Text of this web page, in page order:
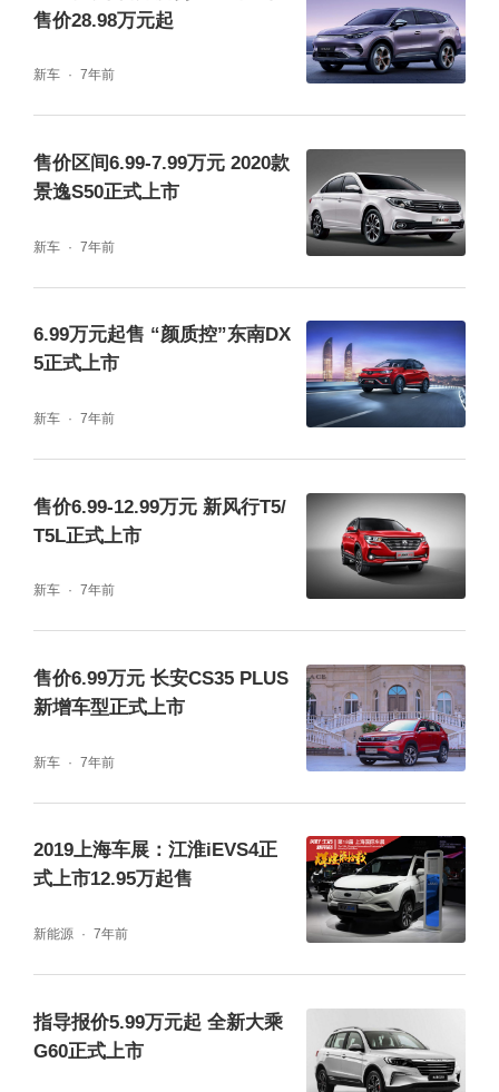
售价28.98万元起
新车 7年前
售价区间6.99-7.99万元 2020款
景逸S50正式上市
新车 7年前
6.99万元起售 “颜质控”东南DX
5正式上市
新车 7年前
售价6.99-12.99万元 新风行T5/
T5L正式上市
新车 7年前
售价6.99万元 长安CS35 PLUS
新增车型正式上市
新车 7年前
2019上海车展：江淮iEVS4正
式上市12.95万起售
新能源 7年前
指导报价5.99万元起 全新大乘
G60正式上市